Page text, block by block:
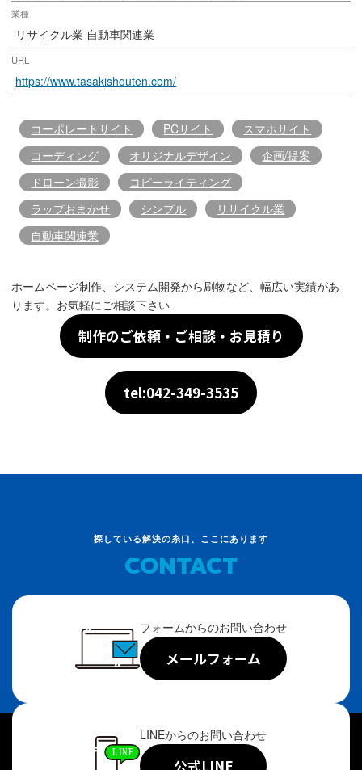
業種
リサイクル業 自動車関連業
URL
https://www.tasakishouten.com/
コーポレートサイト PCサイト
スマホサイト
コーディング
オリジナルデザイン
企画/提案
ドローン撮影
コピーライティング
ラップおまかせ
シンプル
リサイクル業
自動車関連業
ホームページ制作、システム開発から刷物など、幅広い実績があ
ります。お気軽にご相談下さい
制作のご依頼・ご相談・お見積り
tel:042-349-3535
探している解決の糸口、ここにあります
CONTACT
フォームからのお問い合わせ
メールフォーム
LINEからのお問い合わせ
公式LINE